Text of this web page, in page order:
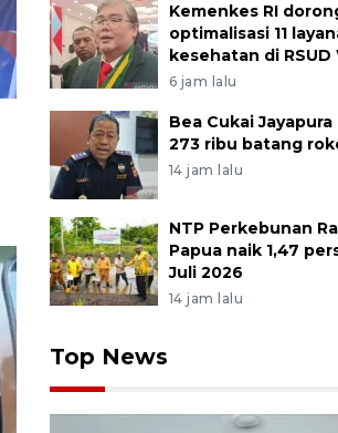
Kemenkes RI
optimalisasi 11
kesehatan di RSUD
6 jam lalu
Bea Cukai
273 ribu batang
14 jam lalu
NTP Perkebunan
Papua naik 1,47
Juli 2026
14 jam lalu
Top News